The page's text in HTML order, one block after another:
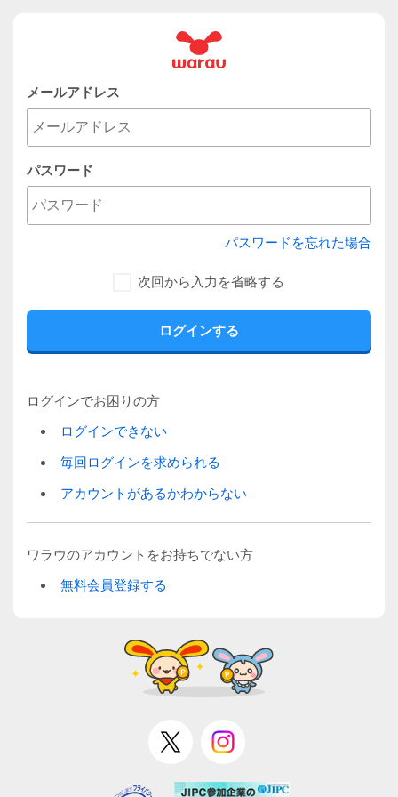
メールアドレス
パスワード
パスワードを忘れた場合
次回から入力を省略する
ログインでお困りの方
ログインできない
毎回ログインを求められる
アカウントがあるかわからない
ワラウのアカウントをお持ちでない方
無料会員登録する